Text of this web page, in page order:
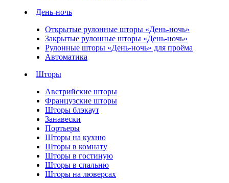
День-ночь
Открытые рулонные шторы «День-ночь»
Закрытые рулонные шторы «День-ночь»
Рулонные шторы «День-ночь» для проёма
Автоматика
Шторы
Австрийские шторы
Французские шторы
Шторы блэкаут
Занавески
Портьеры
Шторы на кухню
Шторы в комнату
Шторы в гостиную
Шторы в спальню
Шторы на люверсах